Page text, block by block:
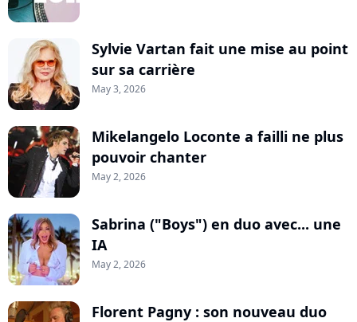
Sylvie Vartan fait une mise au point
sur sa carrière
May 3, 2026
Mikelangelo Loconte a failli ne plus
pouvoir chanter
May 2, 2026
Sabrina ("Boys") en duo avec... une
IA
May 2, 2026
Florent Pagny : son nouveau duo